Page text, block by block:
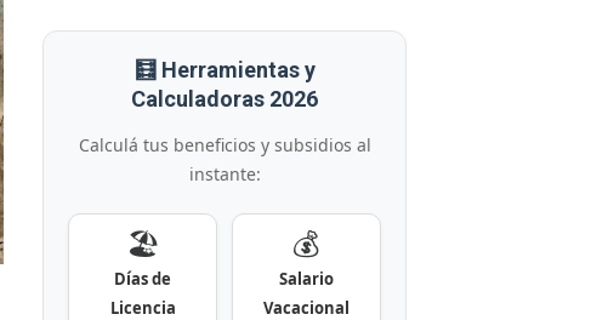
🧮 Herramientas y
Calculadoras 2026
Calculá tus beneficios y subsidios al
instante:
🏖️
Días de
Licencia
💰
Salario
Vacacional